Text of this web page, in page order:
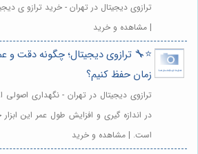
ترازوی دیجیتال در تهران - خرید ترازو ی
| مشاهده و خرید
⭐️🔧 ترازوی دیجیتال؛ چگونه دقت و
زمان حفظ کنیم؟
ترازوی دیجیتال در تهران - نگهداری اصولی
در اندازه گیری و افزایش طول عمر این
است. | مشاهده و خرید